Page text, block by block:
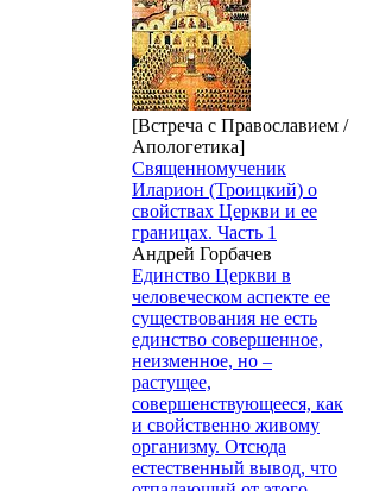
[Встреча с Православием /
Апологетика]
Священномученик
Иларион (Троицкий) о
свойствах Церкви и ее
границах. Часть 1
Андрей Горбачев
Единство Церкви в
человеческом аспекте ее
существования не есть
единство совершенное,
неизменное, но –
растущее,
совершенствующееся, как
и свойственно живому
организму. Отсюда
естественный вывод, что